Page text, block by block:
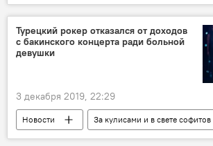
Экономика
Агентство продовольственной безопасности АР
Вредители
Баку фрукты
Турецкий рокер отказался от доходов
с бакинского концерта ради больной
девушки
3 декабря 2019, 22:29
Новости
За кулисами и в свете софитов
Азербайджан
Новости мира